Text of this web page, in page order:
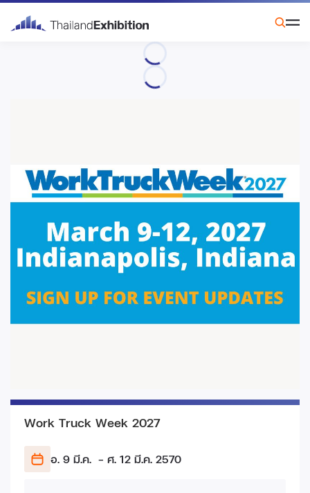
Work Truck Week 2027
อ. 9 มี.ค. - ศ. 12 มี.ค. 2570